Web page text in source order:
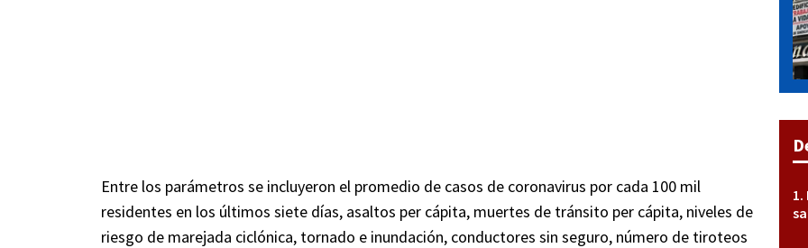
Entre los parámetros se incluyeron el promedio de casos de coronavirus por cada 100 mil
residentes en los últimos siete días, asaltos per cápita, muertes de tránsito per cápita, niveles de
riesgo de marejada ciclónica, tornado e inundación, conductores sin seguro, número de tiroteos